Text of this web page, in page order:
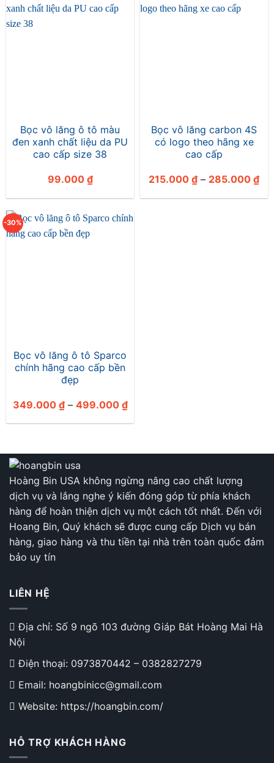
Bọc vô lăng ô tô màu
đen xanh chất liệu da PU
cao cấp size 38
99.000 ₫
Bọc vô lăng carbon 4S
có logo theo hãng xe
cao cấp
215.000 ₫ – 285.000 ₫
từ
-30%
Bọc vô lăng ô tô Sparco
chính hãng cao cấp bền
đẹp
349.000 ₫ – 499.000 ₫Khoảng
giá:
từ
499.000 ₫
Hoàng Bin USA không ngừng nâng cao chất lượng
dịch vụ và lắng nghe ý kiến đóng góp từ phía khách
hàng để hoàn thiện dịch vụ một cách tốt nhất. Đến với
Hoang Bin, Quý khách sẽ được cung cấp Dịch vụ bán
hàng, giao hàng và thu tiền tại nhà trên toàn quốc đảm
bảo uy tín
LIÊN HỆ
Địa chỉ: Số 9 ngõ 103 đường Giáp Bát Hoàng Mai Hà
Nội
Điện thoại: 0973870442 – 0382827279
Email: hoangbinicc@gmail.com
Website: https://hoangbin.com/
HỖ TRỢ KHÁCH HÀNG